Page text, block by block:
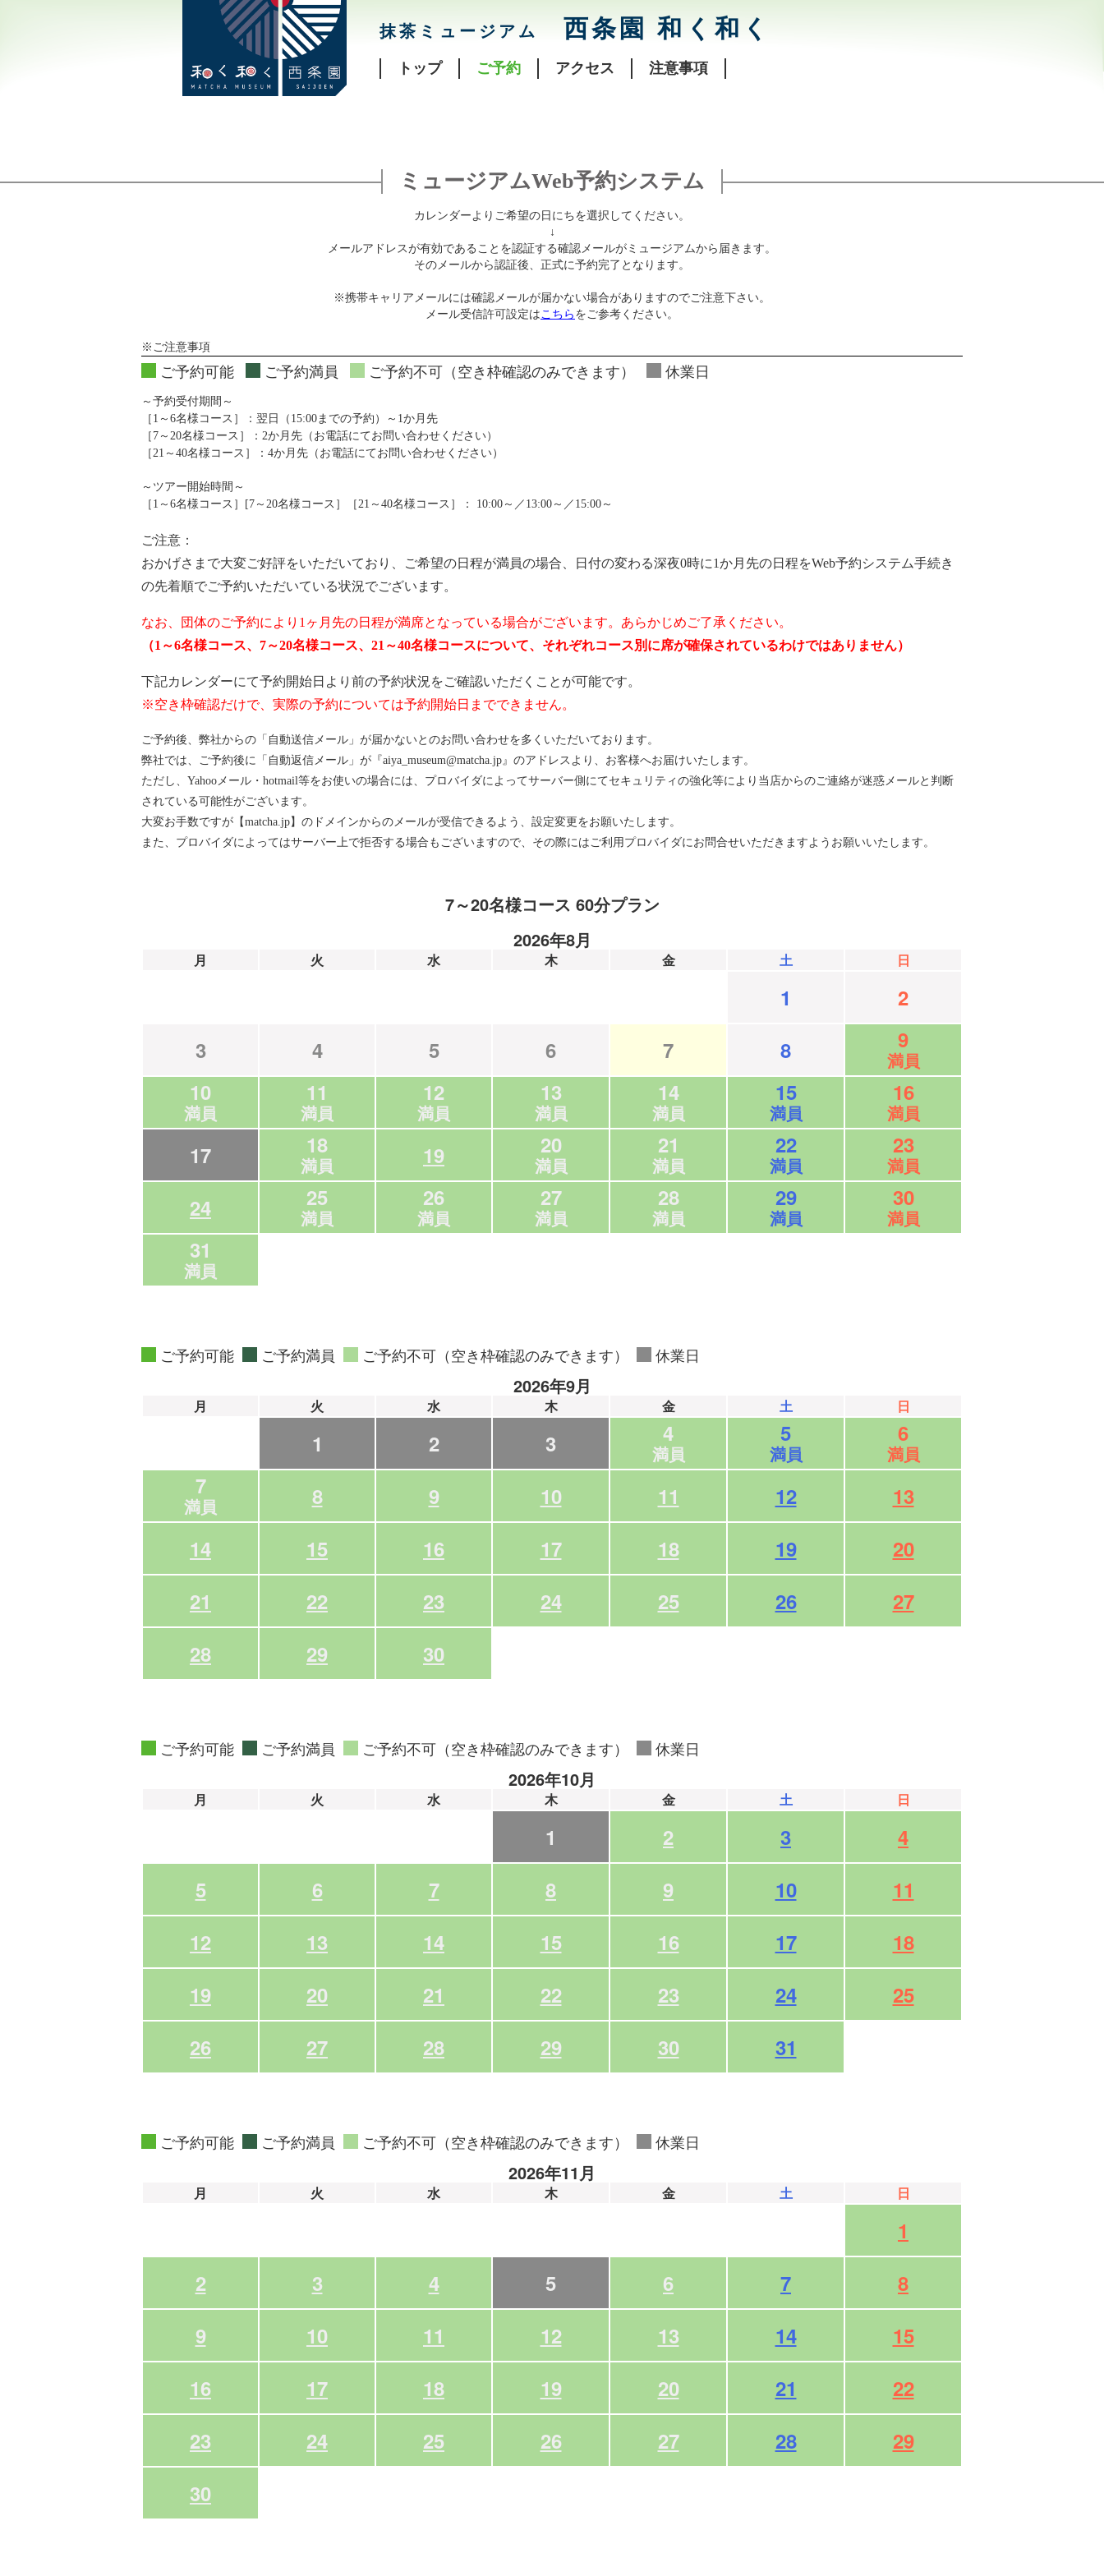
抹茶ミュージアム 西条園 和く和く
トップ ご予約 アクセス 注意事項
ミュージアムWeb予約システム
カレンダーよりご希望の日にちを選択してください。
↓
メールアドレスが有効であることを認証する確認メールがミュージアムから届きます。
そのメールから認証後、正式に予約完了となります。
※携帯キャリアメールには確認メールが届かない場合がありますのでご注意下さい。
メール受信許可設定はこちら をご参考ください。
※ご注意事項
ご予約可能 ご予約満員 ご予約不可（空き枠確認のみできます） 休業日
～予約受付期間～
［1～6名様コース］：翌日（15:00までの予約）～1か月先
［7～20名様コース］：2か月先（お電話にてお問い合わせください）
［21～40名様コース］：4か月先（お電話にてお問い合わせください）
～ツアー開始時間～
［1～6名様コース］[7～20名様コース］［21～40名様コース］： 10:00～／13:00～／15:00～
ご注意：
おかげさまで大変ご好評をいただいており、ご希望の日程が満員の場合、日付の変わる深夜0時に1か月先の日程をWeb予約システム手続き
の先着順でご予約いただいている状況でございます。
なお、団体のご予約により1ヶ月先の日程が満席となっている場合がございます。あらかじめご了承ください。
（1～6名様コース、7～20名様コース、21～40名様コースについて、それぞれコース別に席が確保されているわけではありません）
下記カレンダーにて予約開始日より前の予約状況をご確認いただくことが可能です。
※空き枠確認だけで、実際の予約については予約開始日までできません。
ご予約後、弊社からの「自動送信メール」が届かないとのお問い合わせを多くいただいております。
弊社では、ご予約後に「自動返信メール」が『aiya_museum@matcha.jp』のアドレスより、お客様へお届けいたします。
ただし、Yahooメール・hotmail等をお使いの場合には、プロバイダによってサーバー側にてセキュリティの強化等により当店からのご連絡が迷惑メールと判断
されている可能性がございます。
大変お手数ですが【matcha.jp】のドメインからのメールが受信できるよう、設定変更をお願いたします。
また、プロバイダによってはサーバー上で拒否する場合もございますので、その際にはご利用プロバイダにお問合せいただきますようお願いいたします。
7～20名様コース 60分プラン
2026年8月
月 火 水 木 金 土 日
1
2
3
4 5 6 7 8 9
満員
10
満員
11
満員
12
満員
13
満員
14
満員
15
満員
16
満員
17 18
満員 19 20
満員
21
満員
22
満員
23
満員
24 25
満員
26
満員
27
満員
28
満員
29
満員
30
満員
31
満員
ご予約可能 ご予約満員 ご予約不可（空き枠確認のみできます） 休業日
2026年9月
月 火 水 木 金 土 日
1 2 3 4
満員
5
満員
6
満員
7
満員 8 9 10 11 12
13
14
15 16 17 18 19
20
21
22 23 24 25 26
27
28
29 30
ご予約可能 ご予約満員 ご予約不可（空き枠確認のみできます） 休業日
2026年10月
月 火 水 木 金 土 日
1 2 3
4
5
6 7 8 9 10
11
12
13 14 15 16 17
18
19
20 21 22 23 24
25
26
27 28 29 30 31
ご予約可能 ご予約満員 ご予約不可（空き枠確認のみできます） 休業日
2026年11月
月 火 水 木 金 土 日
1
2
3 4 5 6 7
8
9
10 11 12 13 14
15
16
17 18 19 20 21
22
23
24 25 26 27 28
29
30